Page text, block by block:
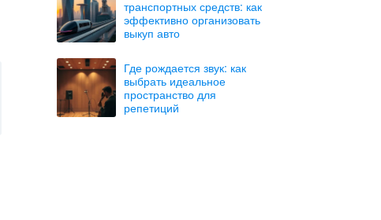
транспортных средств: как
эффективно организовать
выкуп авто
Где рождается звук: как
выбрать идеальное
пространство для
репетиций